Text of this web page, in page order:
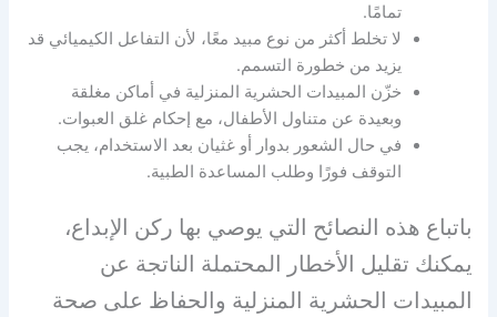
تمامًا.
لا تخلط أكثر من نوع مبيد معًا، لأن التفاعل الكيميائي قد
يزيد من خطورة التسمم.
خزّن المبيدات الحشرية المنزلية في أماكن مغلقة
وبعيدة عن متناول الأطفال، مع إحكام غلق العبوات.
في حال الشعور بدوار أو غثيان بعد الاستخدام، يجب
التوقف فورًا وطلب المساعدة الطبية.
باتباع هذه النصائح التي يوصي بها ركن الإبداع،
يمكنك تقليل الأخطار المحتملة الناتجة عن
المبيدات الحشرية المنزلية والحفاظ على صحة